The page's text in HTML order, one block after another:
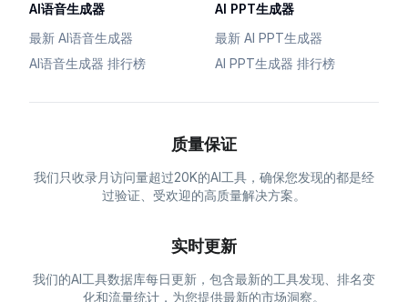
AI语音生成器
最新 AI语音生成器
AI语音生成器 排行榜
AI PPT生成器
最新 AI PPT生成器
AI PPT生成器 排行榜
质量保证
我们只收录月访问量超过20K的AI工具，确保您发现的都是经
过验证、受欢迎的高质量解决方案。
实时更新
我们的AI工具数据库每日更新，包含最新的工具发现、排名变
化和流量统计，为您提供最新的市场洞察。